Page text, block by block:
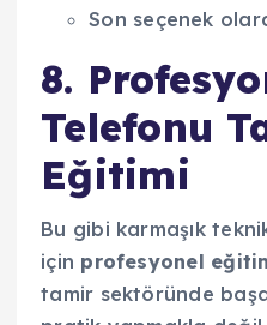
Son seçenek
8.
Telefonu
Eğitimi
Bu gibi karmaşık
için profesyonel
tamir sektöründe